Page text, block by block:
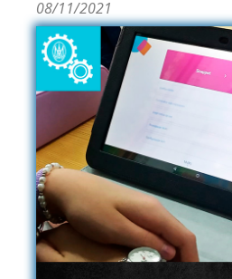
08/11/2021